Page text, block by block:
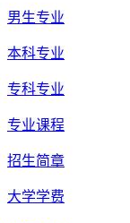
男生专业
本科专业
专科专业
专业课程
招生简章
大学学费